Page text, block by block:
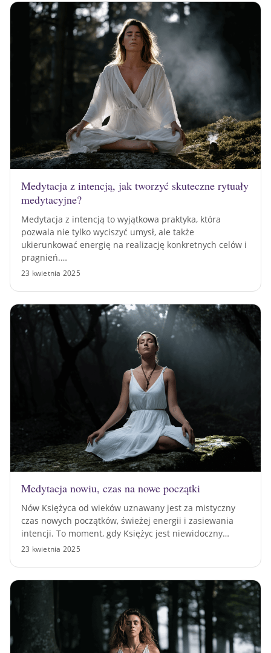
Medytacja z intencją, jak tworzyć skuteczne rytuały
medytacyjne?
Medytacja z intencją to wyjątkowa praktyka, która
pozwala nie tylko wyciszyć umysł, ale także
ukierunkować energię na realizację konkretnych celów i
pragnień.…
23 kwietnia 2025
Medytacja nowiu, czas na nowe początki
Nów Księżyca od wieków uznawany jest za mistyczny
czas nowych początków, świeżej energii i zasiewania
intencji. To moment, gdy Księżyc jest niewidoczny…
23 kwietnia 2025